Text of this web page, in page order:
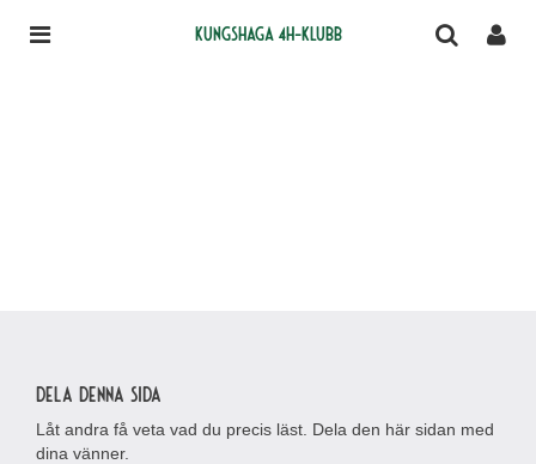
Kungshaga 4H-klubb
Dela denna sida
Låt andra få veta vad du precis läst. Dela den här sidan med
dina vänner.